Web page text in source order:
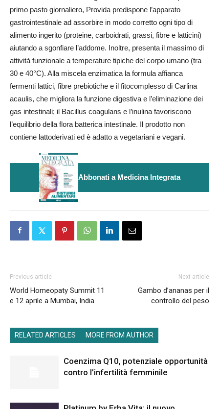
primo pasto giornaliero, Provida predispone l’apparato
gastrointestinale ad assorbire in modo corretto ogni tipo di
alimento ingerito (proteine, carboidrati, grassi, fibre e latticini)
aiutando a sgonfiare l’addome. Inoltre, presenta il massimo di
attività funzionale a temperature tipiche del corpo umano (tra
30 e 40°C). Alla miscela enzimatica la formula affianca
fermenti lattici, fibre prebiotiche e il fitocomplesso di Carlina
acaulis, che migliora la funzione digestiva e l’eliminazione dei
gas intestinali; il Bacillus coagulans e l’inulina favoriscono
l’equilibrio della flora batterica intestinale. Il prodotto non
contiene lattoderivati ed è adatto a vegetariani e vegani.
Abbonati a Medicina Integrata
Previous article
World Homeopaty Summit 11
e 12 aprile a Mumbai, India
Next article
Gambo d’ananas per il
controllo del peso
RELATED ARTICLES MORE FROM AUTHOR
Coenzima Q10, potenziale opportunità
contro l’infertilità femminile